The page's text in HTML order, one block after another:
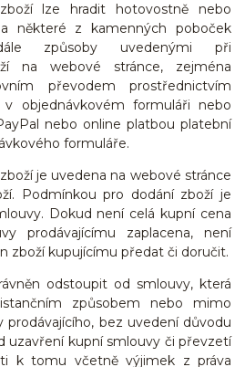
lze hradit hotovostně nebo
některé z kamenných poboček
způsoby uvedenými při
na webové stránce, zejména
převodem prostřednictvím
v objednávkovém formuláři nebo
nebo online platbou platební
formuláře.
je uvedena na webové stránce
Podmínkou pro dodání zboží je
Dokud není celá kupní cena
prodávajícímu zaplacena, není
zboží kupujícímu předat či doručit.
odstoupit od smlouvy, která
způsobem nebo mimo
prodávajícího, bez uvedení důvodu
uzavření kupní smlouvy či převzetí
k tomu včetně výjimek z práva